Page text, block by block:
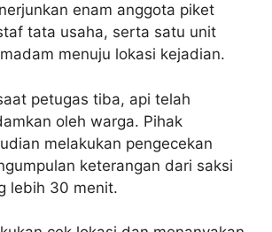
enam anggota piket
tata usaha, serta satu unit
menuju lokasi kejadian.
petugas tiba, api telah
oleh warga. Pihak
melakukan pengecekan
keterangan dari saksi
lebih 30 menit.